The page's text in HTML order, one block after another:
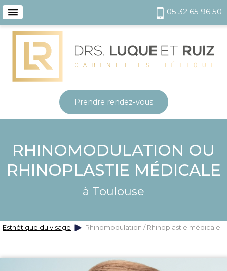
05 32 65 96 50
Prendre rendez-vous
RHINOMODULATION OU
RHINOPLASTIE MÉDICALE
à Toulouse
Esthétique du visage Rhinomodulation / Rhinoplastie médicale